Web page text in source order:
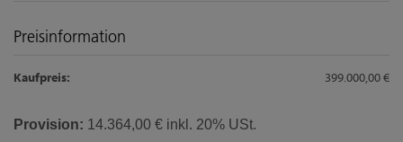
Preisinformation
Kaufpreis: 399.000,00 €
Provision: 14.364,00 € inkl. 20% USt.